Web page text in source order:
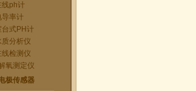
线ph计
导率计
台式PH计
分析仪
检测仪
氧测定仪
极传感器